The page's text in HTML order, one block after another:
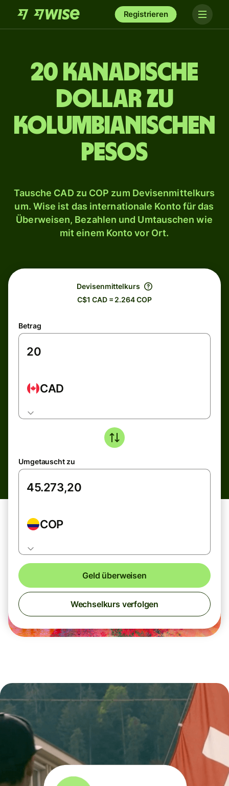
Registrieren
20 kanadische
Dollar zu
kolumbianischen
Pesos
Tausche CAD zu COP zum Devisenmittelkurs
um. Wise ist das internationale Konto für das
Überweisen, Bezahlen und Umtauschen wie
mit einem Konto vor Ort.
Devisenmittelkurs
C$1 CAD = 2.264 COP
Betrag
CAD
Umgetauscht zu
COP
Geld überweisen
Wechselkurs verfolgen